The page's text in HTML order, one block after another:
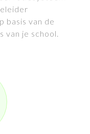
basis van de
van je school.